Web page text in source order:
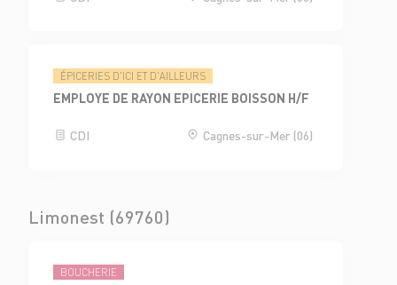
ÉPICERIES D'ICI ET D'AILLEURS
EMPLOYE DE RAYON EPICERIE BOISSON H/F
CDI Cagnes-sur-Mer (06)
Limonest (69760)
BOUCHERIE